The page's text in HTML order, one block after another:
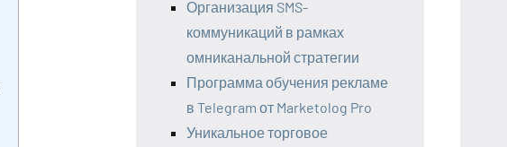
Организация SMS-
коммуникаций в рамках
омниканальной стратегии
Программа обучения рекламе
в Telegram от Marketolog Pro
Уникальное торговое